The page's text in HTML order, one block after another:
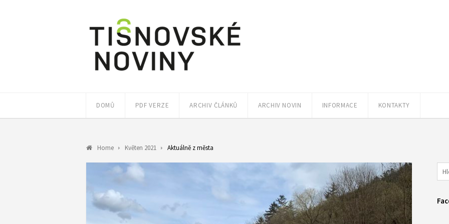
DOMŮ PDF VERZE ARCHIV ČLÁNKŮ ARCHIV NOVIN INFORMACE KONTAKTY
Home Květen 2021 Aktuálně z města